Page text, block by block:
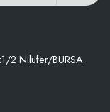
2 Nilüfer/BURSA